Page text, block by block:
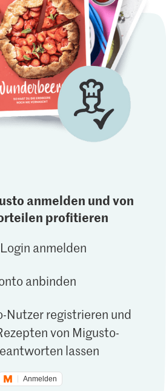
anmelden und von
profitieren
anmelden
anbinden
Nutzer registrieren und
von Migusto-
lassen
Anmelden